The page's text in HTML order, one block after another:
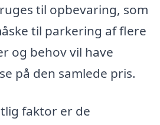
til opbevaring, som
til parkering af flere
og behov vil have
på den samlede pris.
faktor er de